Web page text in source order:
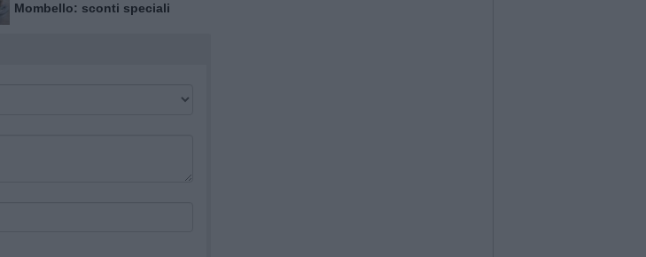
Mombello: sconti speciali